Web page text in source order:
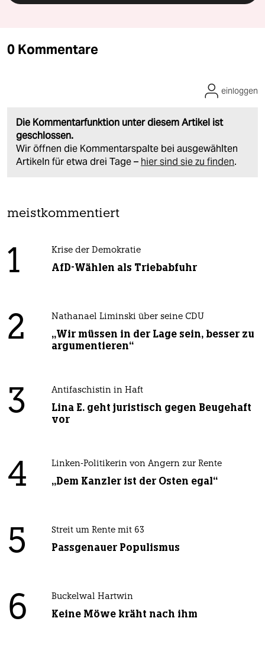
0 Kommentare
Die Kommentarfunktion unter diesem Artikel ist
geschlossen.
Wir öffnen die Kommentarspalte bei ausgewählten
Artikeln für etwa drei Tage – hier sind sie zu finden.
einloggen
meistkommentiert
1 Krise der Demokratie
AfD-Wählen als Triebabfuhr
2 Nathanael Liminski über seine CDU
„Wir müssen in der Lage sein, besser zu
argumentieren“
3 Antifaschistin in Haft
Lina E. geht juristisch gegen Beugehaft
vor
4 Linken-Politikerin von Angern zur Rente
„Dem Kanzler ist der Osten egal“
5 Streit um Rente mit 63
Passgenauer Populismus
6 Buckelwal Hartwin
Keine Möwe kräht nach ihm